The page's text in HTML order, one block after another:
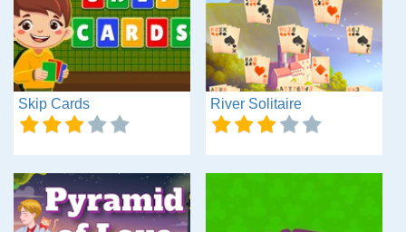
Skip Cards River Solitaire